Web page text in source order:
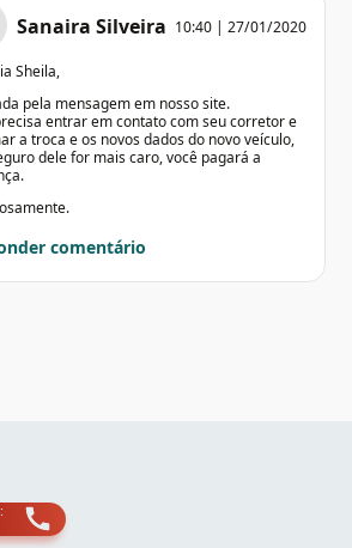
Sanaira Silveira 10:40 | 27/01/2020
Sheila,
pela mensagem em nosso site.
entrar em contato com seu corretor e
a troca e os novos dados do novo veículo,
dele for mais caro, você pagará a
comentário